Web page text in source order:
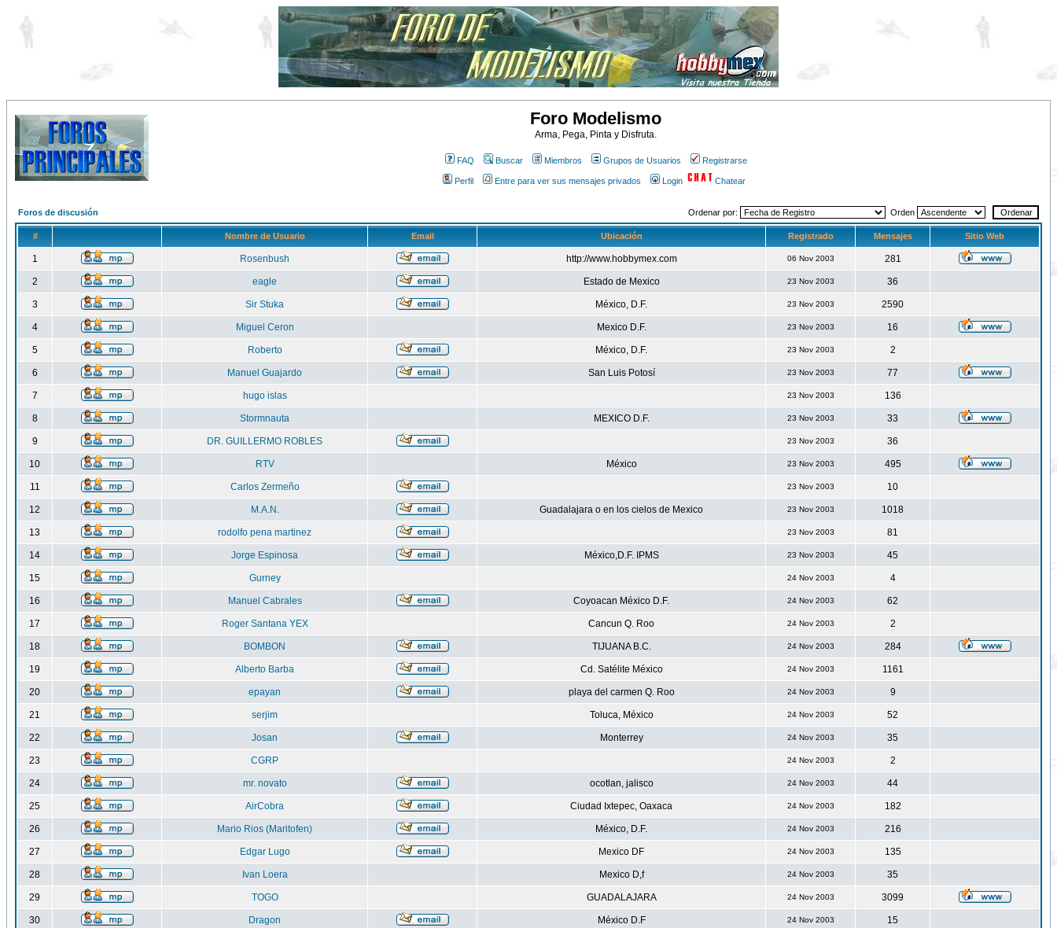
Foro Modelismo
Arma, Pega, Pinta y Disfruta.
FAQ Buscar Miembros Grupos de Usuarios Registrarse
Perfil Entre para ver sus mensajes privados Login Chatear
Foros de discusión Ordenar por: Orden
# Nombre de Usuario Email Ubicación Registrado Mensajes Sitio Web
1 Rosenbush http://www.hobbymex.com 06 Nov 2003 281
2 eagle Estado de Mexico 23 Nov 2003 36
3 Sir Stuka México, D.F. 23 Nov 2003 2590
4 Miguel Ceron Mexico D.F. 23 Nov 2003 16
5 Roberto México, D.F. 23 Nov 2003 2
6 Manuel Guajardo San Luis Potosí 23 Nov 2003 77
7 hugo islas 23 Nov 2003 136
8 Stormnauta MEXICO D.F. 23 Nov 2003 33
9 DR. GUILLERMO ROBLES 23 Nov 2003 36
10 RTV México 23 Nov 2003 495
11 Carlos Zermeño 23 Nov 2003 10
12 M.A.N. Guadalajara o en los cielos de Mexico 23 Nov 2003 1018
13 rodolfo pena martinez 23 Nov 2003 81
14 Jorge Espinosa México,D.F. IPMS 23 Nov 2003 45
15 Gurney 24 Nov 2003 4
16 Manuel Cabrales Coyoacan México D.F. 24 Nov 2003 62
17 Roger Santana YEX Cancun Q. Roo 24 Nov 2003 2
18 BOMBON TIJUANA B.C. 24 Nov 2003 284
19 Alberto Barba Cd. Satélite México 24 Nov 2003 1161
20 epayan playa del carmen Q. Roo 24 Nov 2003 9
21 serjim Toluca, México 24 Nov 2003 52
22 Josan Monterrey 24 Nov 2003 35
23 CGRP 24 Nov 2003 2
24 mr. novato ocotlan, jalisco 24 Nov 2003 44
25 AirCobra Ciudad Ixtepec, Oaxaca 24 Nov 2003 182
26 Mario Rios (Maritofen) México, D.F. 24 Nov 2003 216
27 Edgar Lugo Mexico DF 24 Nov 2003 135
28 Ivan Loera Mexico D,f 24 Nov 2003 35
29 TOGO GUADALAJARA 24 Nov 2003 3099
30 Dragon México D.F 24 Nov 2003 15